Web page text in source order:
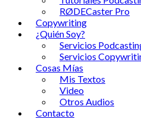
RØDECaster Pro
Copywriting
¿Quién Soy?
Servicios
Servicios
Cosas Mías
Mis Textos
Video
Otros Audios
Contacto